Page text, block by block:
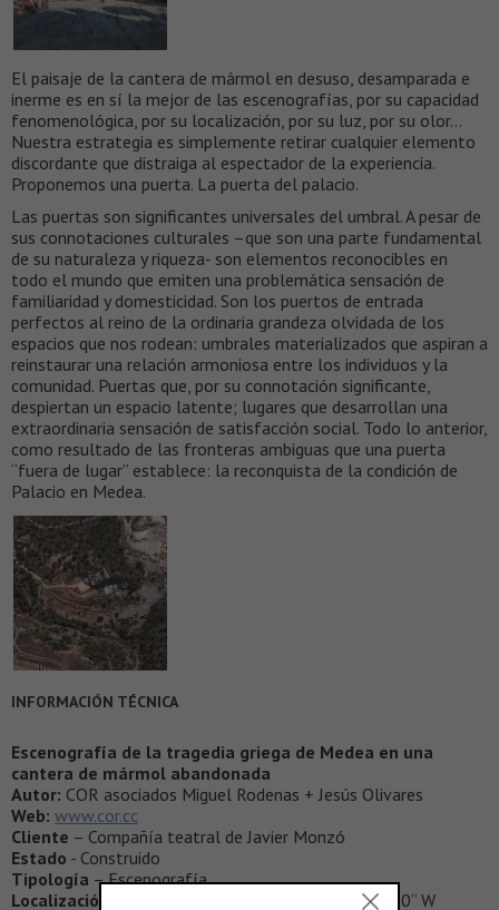
El paisaje de la cantera de mármol en desuso, desamparada e
inerme es en sí la mejor de las escenografías, por su capacidad
fenomenológica, por su localización, por su luz, por su olor…
Nuestra estrategia es simplemente retirar cualquier elemento
discordante que distraiga al espectador de la experiencia.
Proponemos una puerta. La puerta del palacio.
Las puertas son significantes universales del umbral. A pesar de
sus connotaciones culturales –que son una parte fundamental
de su naturaleza y riqueza- son elementos reconocibles en
todo el mundo que emiten una problemática sensación de
familiaridad y domesticidad. Son los puertos de entrada
perfectos al reino de la ordinaria grandeza olvidada de los
espacios que nos rodean: umbrales materializados que aspiran a
reinstaurar una relación armoniosa entre los individuos y la
comunidad. Puertas que, por su connotación significante,
despiertan un espacio latente; lugares que desarrollan una
extraordinaria sensación de satisfacción social. Todo lo anterior,
como resultado de las fronteras ambiguas que una puerta
“fuera de lugar” establece: la reconquista de la condición de
Palacio en Medea.
INFORMACIÓN TÉCNICA
Escenografía de la tragedia griega de Medea en una
cantera de mármol abandonada
Autor: COR asociados Miguel Rodenas + Jesús Olivares
Web: www.cor.cc
Cliente – Compañía teatral de Javier Monzó
Estado - Construido
Tipología – Escenografía
Localización
- Alicante. 38º 22’ 31.90” N 0º 58’ 40.70” W